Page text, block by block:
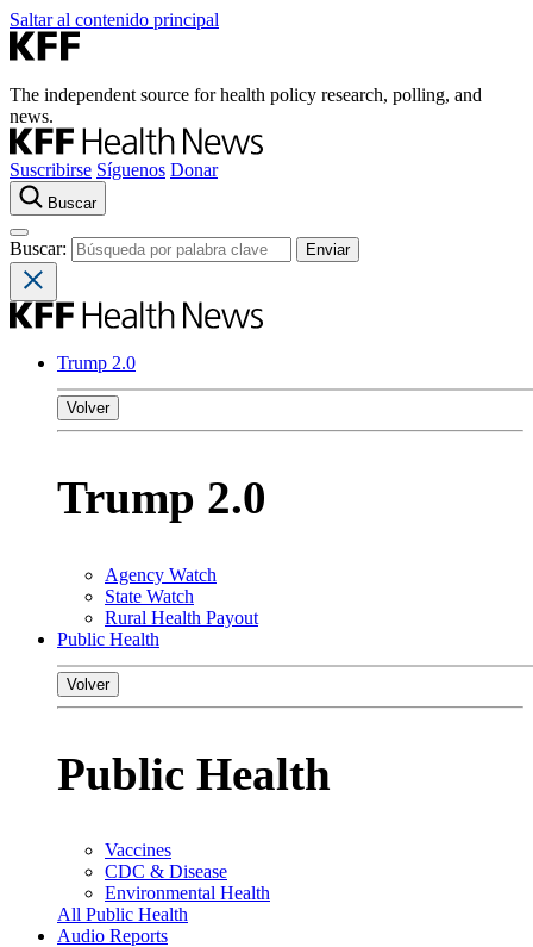
Saltar al contenido principal
The independent source for health policy research, polling, and
news.
Suscribirse Síguenos Donar
Buscar
Buscar:
Trump 2.0
Volver
Trump 2.0
Agency Watch
State Watch
Rural Health Payout
Public Health
Volver
Public Health
Vaccines
CDC & Disease
Environmental Health
All Public Health
Audio Reports